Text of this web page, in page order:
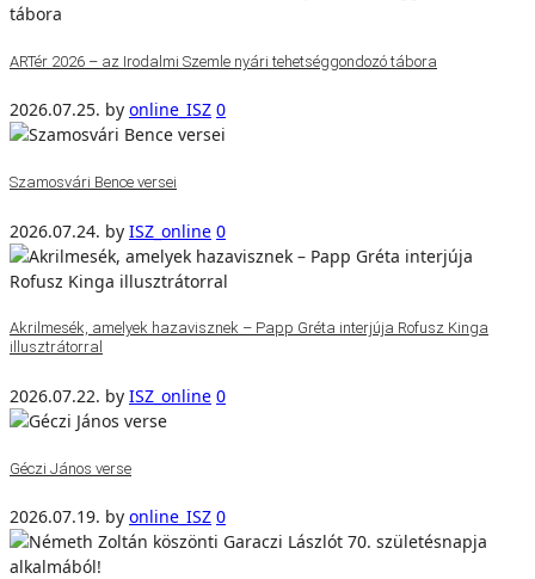
ARTér 2026 – az Irodalmi Szemle nyári tehetséggondozó tábora
2026.07.25. by online_ISZ 0
Szamosvári Bence versei
2026.07.24. by ISZ_online 0
Akrilmesék, amelyek hazavisznek – Papp Gréta interjúja Rofusz Kinga
illusztrátorral
2026.07.22. by ISZ_online 0
Géczi János verse
2026.07.19. by online_ISZ 0